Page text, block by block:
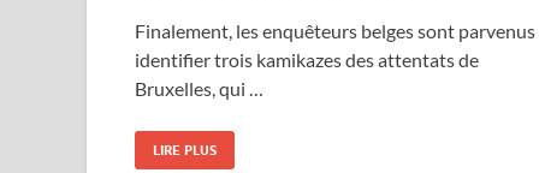
Finalement, les enquêteurs belges sont parvenus
identifier trois kamikazes des attentats de
Bruxelles, qui …
LIRE PLUS